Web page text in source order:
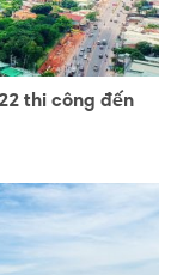
thi công đến